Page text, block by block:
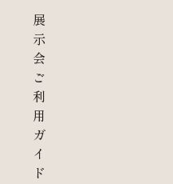
展
示
会
ご
利
用
ガ
イ
ド